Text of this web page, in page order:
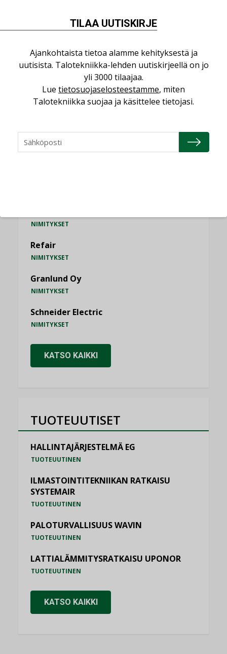
Miten varmistetaan EPD-dokumenteista
saatavien tietojen vertailukelpoisuus?
Vesi- ja viemärimitoittaminen on
jämähtänyt ajassa paikalleen
MIELIPIDE
NIMITYKSET
Refair
NIMITYKSET
Granlund Oy
NIMITYKSET
Schneider Electric
NIMITYKSET
KATSO KAIKKI
TUOTEUUTISET
HALLINTAJÄRJESTELMÄ EG
TUOTEUUTINEN
ILMASTOINTITEKNIIKAN RATKAISU
SYSTEMAIR
TUOTEUUTINEN
PALOTURVALLISUUS WAVIN
TUOTEUUTINEN
LATTIALÄMMITYSRATKAISU UPONOR
TUOTEUUTINEN
KATSO KAIKKI
TILAA UUTISKIRJE
Ajankohtaista tietoa alamme kehityksestä ja
uutisista. Talotekniikka-lehden uutiskirjeellä on jo
yli 3000 tilaajaa.
Lue tietosuojaselosteestamme, miten
Talotekniikka suojaa ja käsittelee tietojasi.